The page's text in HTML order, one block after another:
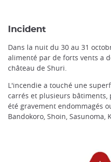
Incident
Dans la nuit du 30 au 31
alimenté par de forts vents a
château de Shuri.
L'incendie a touché une
carrés et plusieurs
été gravement endommagés
Bandokoro, Shoin,